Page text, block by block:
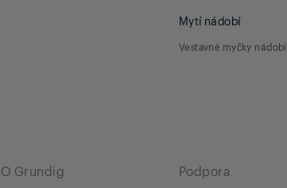
Mytí nádobí
Vestavné myčky nádobí
O Grundig Podpora